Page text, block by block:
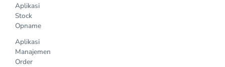
Aplikasi
Stock
Opname
Aplikasi
Manajemen
Order